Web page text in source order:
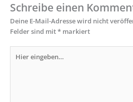
Schreibe einen
Deine E-Mail-Adresse wird nicht
Felder sind mit* markiert
eingeben…